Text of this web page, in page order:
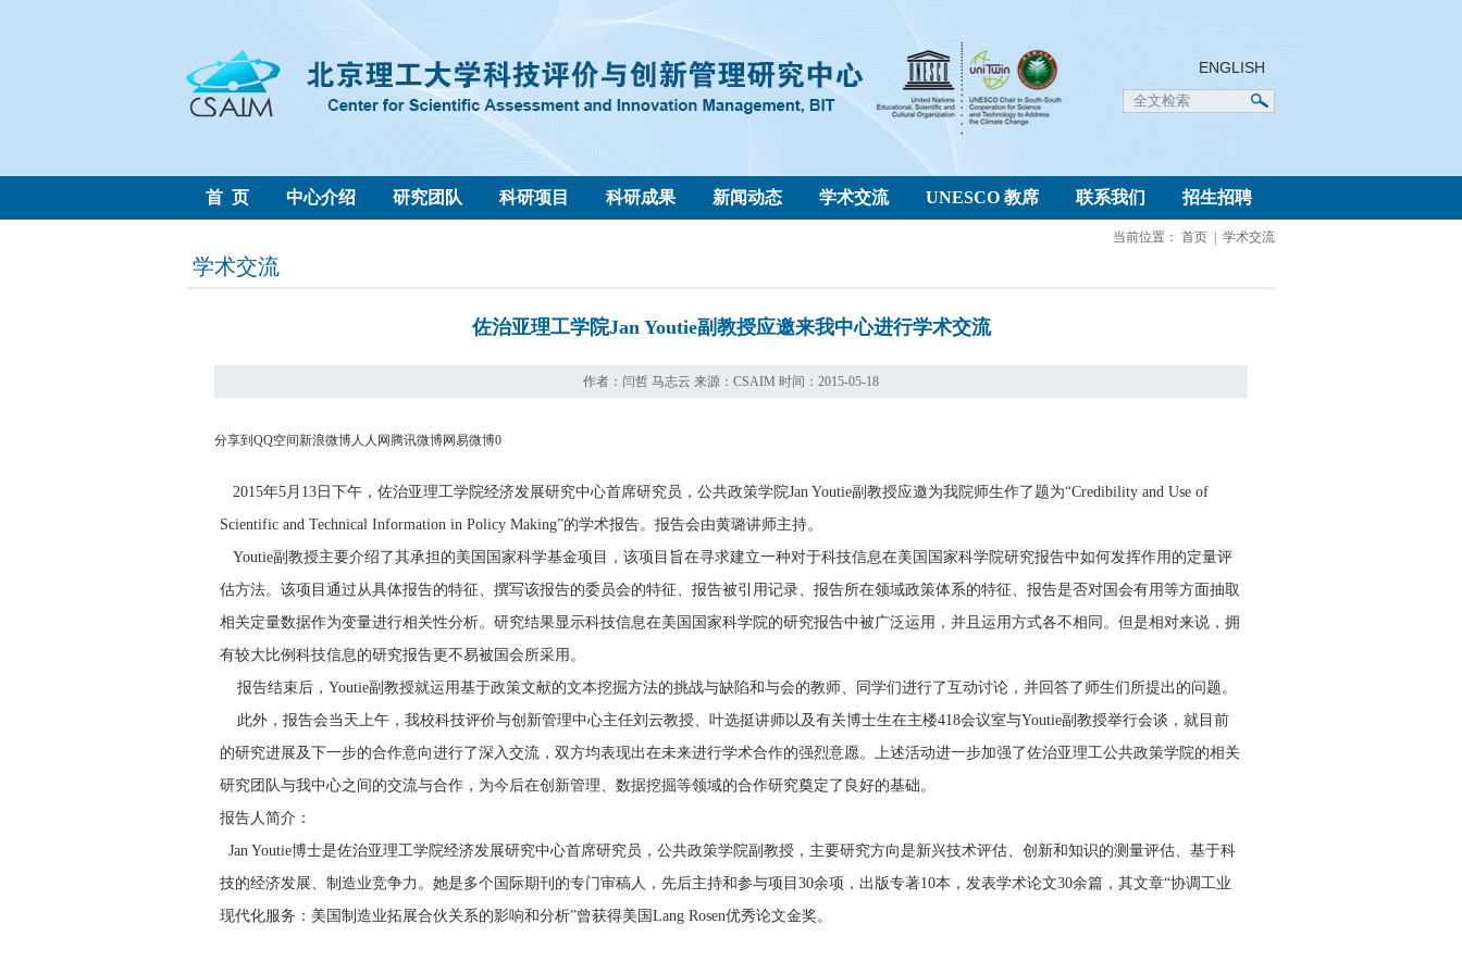
ENGLISH
首 页 中心介绍 研究团队 科研项目 科研成果 新闻动态 学术交流 UNESCO 教席 联系我们 招生招聘
当前位置： 首页 学术交流
学术交流
佐治亚理工学院Jan Youtie副教授应邀来我中心进行学术交流
作者：闫哲 马志云 来源：CSAIM 时间：2015-05-18
分享到 QQ空间新浪微博人人网 腾讯微博网易微博0
2015年5月13日下午，佐治亚理工学院经济发展研究中心首席研究员，公共政策学院Jan Youtie副教授应邀为我院师生作了题为“Credibility and Use of
Scientific and Technical Information in Policy Making”的学术报告。报告会由黄璐讲师主持。
Youtie副教授主要介绍了其承担的美国国家科学基金项目，该项目旨在寻求建立一种对于科技信息在美国国家科学院研究报告中如何发挥作用的定量评
估方法。该项目通过从具体报告的特征、撰写该报告的委员会的特征、报告被引用记录、报告所在领域政策体系的特征、报告是否对国会有用等方面抽取
相关定量数据作为变量进行相关性分析。研究结果显示科技信息在美国国家科学院的研究报告中被广泛运用，并且运用方式各不相同。但是相对来说，拥
有较大比例科技信息的研究报告更不易被国会所采用。
报告结束后，Youtie副教授就运用基于政策文献的文本挖掘方法的挑战与缺陷和与会的教师、同学们进行了互动讨论，并回答了师生们所提出的问题。
此外，报告会当天上午，我校科技评价与创新管理中心主任刘云教授、叶选挺讲师以及有关博士生在主楼418会议室与Youtie副教授举行会谈，就目前
的研究进展及下一步的合作意向进行了深入交流，双方均表现出在未来进行学术合作的强烈意愿。上述活动进一步加强了佐治亚理工公共政策学院的相关
研究团队与我中心之间的交流与合作，为今后在创新管理、数据挖掘等领域的合作研究奠定了良好的基础。
报告人简介：
Jan Youtie博士是佐治亚理工学院经济发展研究中心首席研究员，公共政策学院副教授，主要研究方向是新兴技术评估、创新和知识的测量评估、基于科
技的经济发展、制造业竞争力。她是多个国际期刊的专门审稿人，先后主持和参与项目30余项，出版专著10本，发表学术论文30余篇，其文章“协调工业
现代化服务：美国制造业拓展合伙关系的影响和分析”曾获得美国Lang Rosen优秀论文金奖。